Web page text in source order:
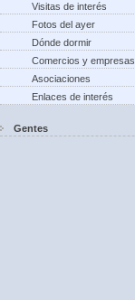
Visitas de interés
Fotos del ayer
Dónde dormir
Comercios y empresas
Asociaciones
Enlaces de interés
Gentes